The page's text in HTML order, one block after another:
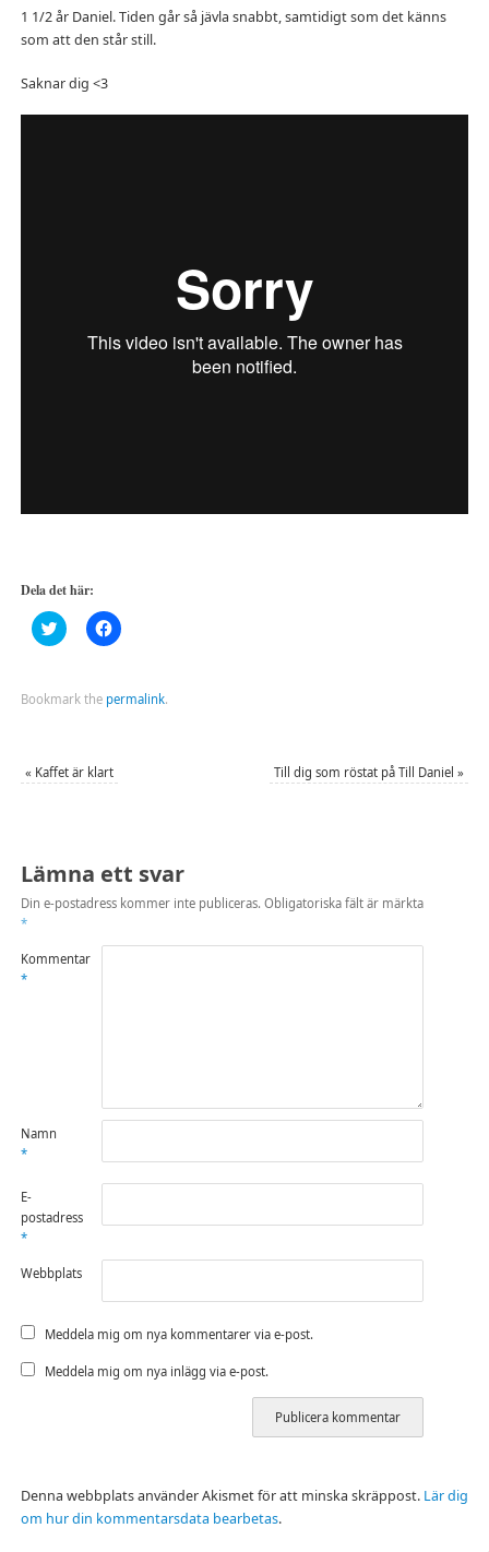
1 1/2 år Daniel. Tiden går så jävla snabbt, samtidigt som det känns
som att den står still.
Saknar dig <3
Dela det här:
Klicka
för
Twitter
(Öppnas
fönster)
Klicka
för
Facebook
(Öppnas
fönster)
Bookmark the permalink.
« Kaffet är klart Till dig som röstat på Till Daniel»
Lämna ett svar
Din e-postadress kommer inte publiceras. Obligatoriska fält är märkta
*
Kommentar
*
Namn
*
E-
postadress
*
Webbplats
Meddela mig om nya kommentarer via e-post.
Meddela mig om nya inlägg via e-post.
Denna webbplats använder Akismet för att minska skräppost. Lär dig
om hur din kommentarsdata bearbetas.